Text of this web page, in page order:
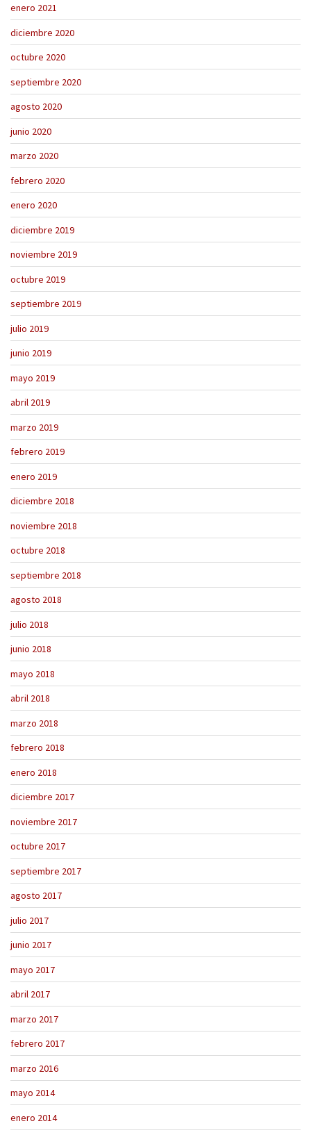
enero 2021
diciembre 2020
octubre 2020
septiembre 2020
agosto 2020
junio 2020
marzo 2020
febrero 2020
enero 2020
diciembre 2019
noviembre 2019
octubre 2019
septiembre 2019
julio 2019
junio 2019
mayo 2019
abril 2019
marzo 2019
febrero 2019
enero 2019
diciembre 2018
noviembre 2018
octubre 2018
septiembre 2018
agosto 2018
julio 2018
junio 2018
mayo 2018
abril 2018
marzo 2018
febrero 2018
enero 2018
diciembre 2017
noviembre 2017
octubre 2017
septiembre 2017
agosto 2017
julio 2017
junio 2017
mayo 2017
abril 2017
marzo 2017
febrero 2017
marzo 2016
mayo 2014
enero 2014